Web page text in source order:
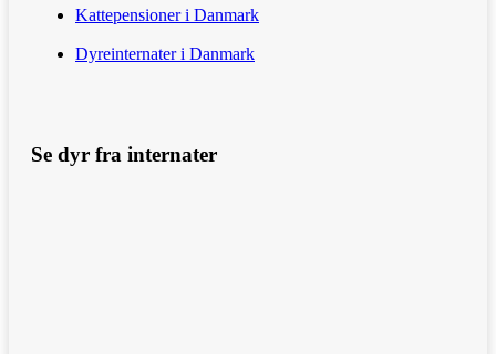
Kattepensioner i Danmark
Dyreinternater i Danmark
Se dyr fra internater